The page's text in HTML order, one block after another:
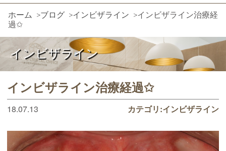
ホーム >ブログ >インビザライン >インビザライン治療経
過✩
インビザライン
インビザライン治療経過✩
18.07.13 カテゴリ:インビザライン